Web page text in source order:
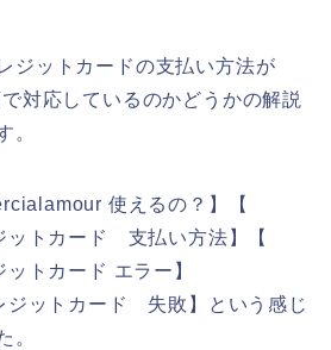
ジットカードの支払い方法が
対応しているのかどうかの解説
。
使えるの？】【
ットカード 支払い方法】【
トカード エラー】
ジットカード 失敗】という感じ
。